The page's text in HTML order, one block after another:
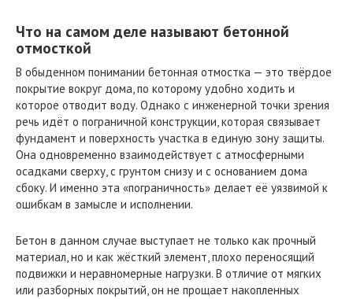
Что на самом деле называют бетонной
отмосткой
В обыденном понимании бетонная отмостка — это твёрдое
покрытие вокруг дома, по которому удобно ходить и
которое отводит воду. Однако с инженерной точки зрения
речь идёт о пограничной конструкции, которая связывает
фундамент и поверхность участка в единую зону защиты.
Она одновременно взаимодействует с атмосферными
осадками сверху, с грунтом снизу и с основанием дома
сбоку. И именно эта «пограничность» делает её уязвимой к
ошибкам в замысле и исполнении.
Бетон в данном случае выступает не только как прочный
материал, но и как жёсткий элемент, плохо переносящий
подвижки и неравномерные нагрузки. В отличие от мягких
или разборных покрытий, он не прощает накопленных